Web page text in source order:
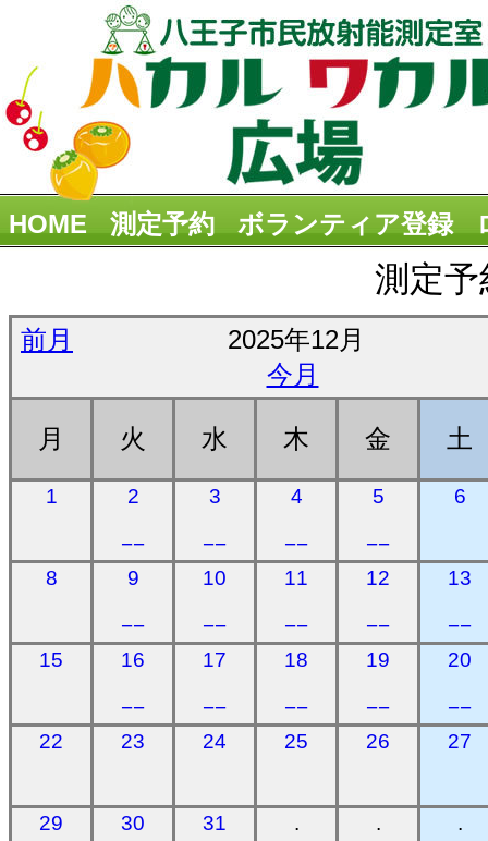
HOME 測定予約 ボランティア登録
測定
前月
2025年12月
今月
月 火 水 木 金 土
1 2
−−
3
−−
4
−−
5
−−
6
8 9
−−
10
−−
11
−−
12
−−
13
−−
15
16
−−
17
−−
18
−−
19
−−
20
−−
22
23 24 25 26 27
29 30 31 . . .